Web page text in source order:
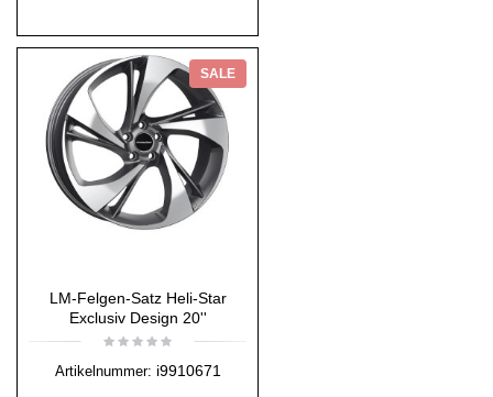
SALE
LM-Felgen-Satz Heli-Star
Exclusiv Design 20''
Artikelnummer: i9910671